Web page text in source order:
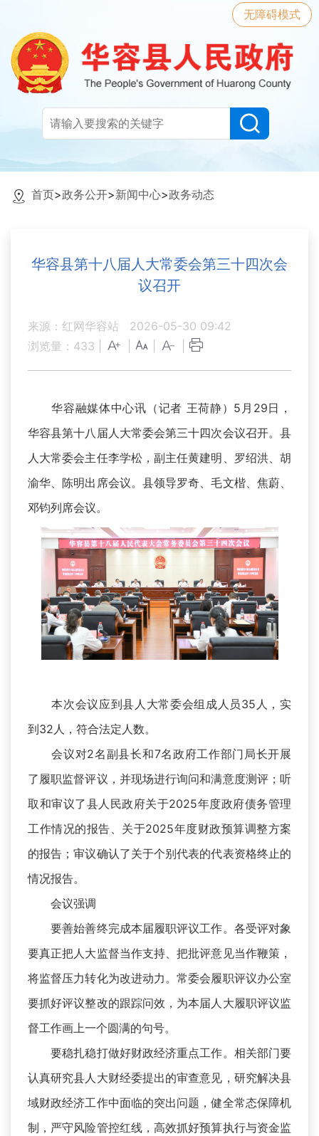
无障碍模式
首页>政务公开>新闻中心>政务动态
华容县第十八届人大常委会第三十四次会
议召开
来源：红网华容站
2026-05-30 09:42
浏览量： 433
华容融媒体中心讯（记者 王荷静）5月29日，
华容县第十八届人大常委会第三十四次会议召开。县
人大常委会主任李学松，副主任黄建明、罗绍洪、胡
渝华、陈明出席会议。县领导罗奇、毛文楷、焦蔚、
邓钧列席会议。
本次会议应到县人大常委会组成人员35人，实
到32人，符合法定人数。
会议对2名副县长和7名政府工作部门局长开展
了履职监督评议，并现场进行询问和满意度测评；听
取和审议了县人民政府关于2025年度政府债务管理
工作情况的报告、关于2025年度财政预算调整方案
的报告；审议确认了关于个别代表的代表资格终止的
情况报告。
会议强调
要善始善终完成本届履职评议工作。各受评对象
要真正把人大监督当作支持、把批评意见当作鞭策，
将监督压力转化为改进动力。常委会履职评议办公室
要抓好评议整改的跟踪问效，为本届人大履职评议监
督工作画上一个圆满的句号。
要稳扎稳打做好财政经济重点工作。相关部门要
认真研究县人大财经委提出的审查意见，研究解决县
域财政经济工作中面临的突出问题，健全常态保障机
制，严守风险管控红线，高效抓好预算执行与资金监